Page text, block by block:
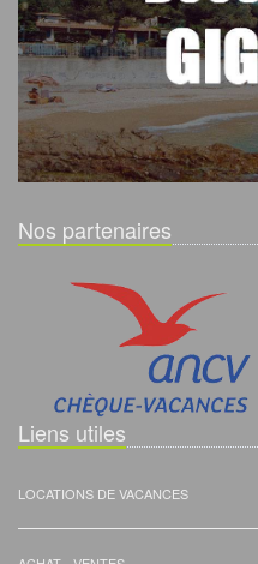
Nos partenaires
Liens utiles
LOCATIONS DE VACANCES